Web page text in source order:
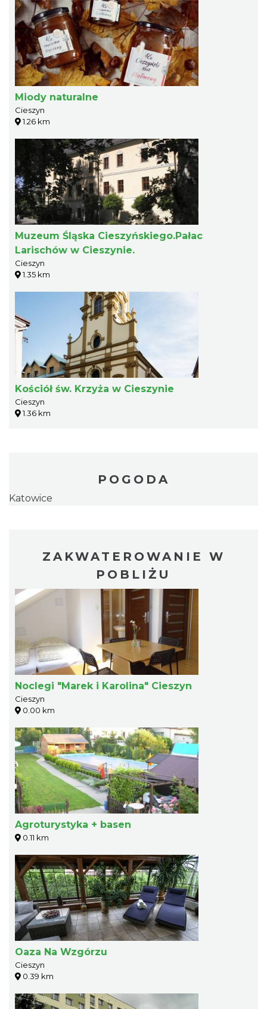
Miody naturalne
Cieszyn
1.26 km
Muzeum Śląska Cieszyńskiego.Pałac
Larischów w Cieszynie.
Cieszyn
1.35 km
Kościół św. Krzyża w Cieszynie
Cieszyn
1.36 km
POGODA
Katowice
ZAKWATEROWANIE W
POBLIŻU
Noclegi "Marek i Karolina" Cieszyn
Cieszyn
0.00 km
Agroturystyka + basen
0.11 km
Oaza Na Wzgórzu
Cieszyn
0.39 km